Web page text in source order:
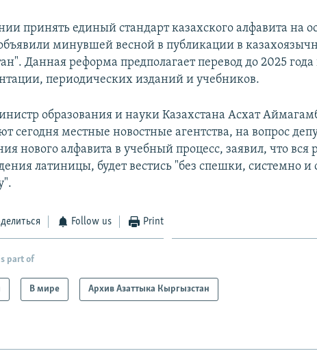
принять единый стандарт казахского алфавита на
минувшей весной в публикации в
Данная реформа предполагает перевод до 2025
периодических изданий и учебников.
образования и науки Казахстана Асхат
сегодня местные новостные агентства, на вопрос
нового алфавита в учебный процесс, заявил, что вся
латиницы, будет вестись "без спешки, системно и
Follow us Print
part of
В мире Архив Азаттыка Кыргызстан